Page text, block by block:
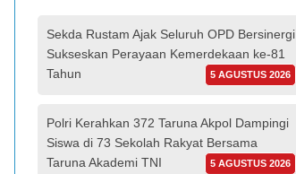
Sekda Rustam Ajak Seluruh OPD Bersinergi
Sukseskan Perayaan Kemerdekaan ke-81
Tahun
5 AGUSTUS 2026
Polri Kerahkan 372 Taruna Akpol Dampingi
Siswa di 73 Sekolah Rakyat Bersama
Taruna Akademi TNI
5 AGUSTUS 2026